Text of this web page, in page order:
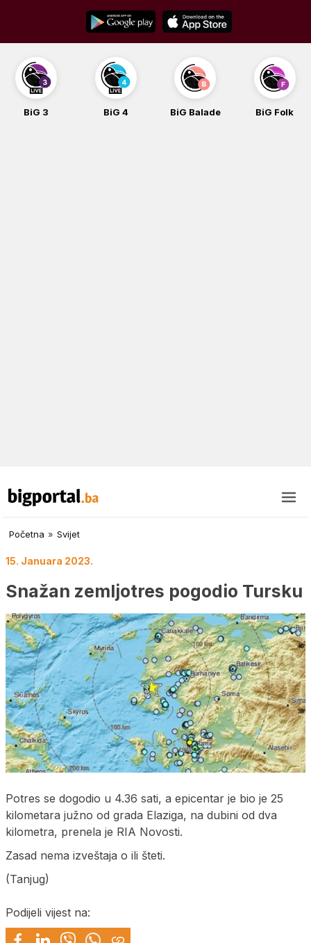
content
BiG 3 BiG 4 BiG Balade BiG Folk
Početna » Svijet
15. Januara 2023.
Snažan zemljotres pogodio Tursku
Potres se dogodio u 4.36 sati, a epicentar je bio je 25
kilometara južno od grada Elaziga, na dubini od dva
kilometra, prenela je RIA Novosti.
Zasad nema izveštaja o ili šteti.
(Tanjug)
Podijeli vijest na: